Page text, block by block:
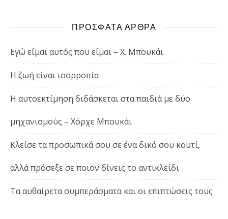
ΠΡΟΣΦΑΤΑ ΑΡΘΡΑ
Εγώ είμαι αυτός που είμαι – Χ. Μπουκάι
Η ζωή είναι ισορροπία
Η αυτοεκτίμηση διδάσκεται στα παιδιά με δύο
μηχανισμούς – Χόρχε Μπουκάι
Κλείσε τα προσωπικά σου σε ένα δικό σου κουτί,
αλλά πρόσεξε σε ποιον δίνεις το αντικλείδι
Τα αυθαίρετα συμπεράσματα και οι επιπτώσεις τους